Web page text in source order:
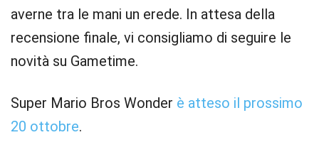
averne tra le mani un erede. In attesa della
recensione finale, vi consigliamo di seguire le
novità su Gametime.
Super Mario Bros Wonder è atteso il prossimo
20 ottobre.